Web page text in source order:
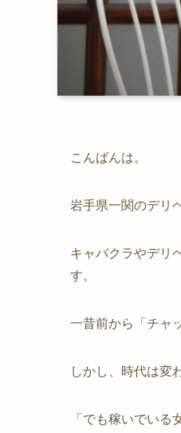
こんばんは。
岩手県一関のデリ
キャバクラやデリ
す。
一昔前から「チャ
しかし、時代は変
「でも稼いでい